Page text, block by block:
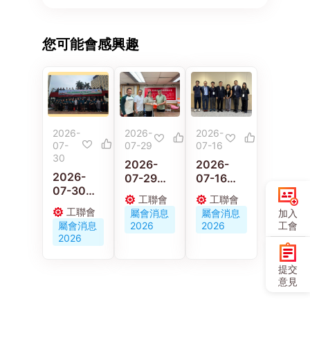
您可能會感興趣
2026-
07-
30
2026-
07-30
黃國與林
偉江參加
「汽車從
業員健康
工聯會
屬會消息
2026
2026-
07-29
2026-
07-29
58歲的士
司機猝逝
遺妻兒 汽
車交通運
工聯會
屬會消息
2026
2026-
07-16
2026-
07-16
黃國、林
偉江李廣
宇與工會
代表會面
工聯會
屬會消息
2026
加入
工會
提交
意見